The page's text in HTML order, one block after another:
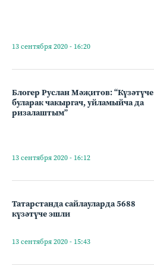
13 сентября 2020 - 16:20
Блогер Руслан Мәҗитов: “Күзәтүче
буларак чакыргач, уйламыйча да
ризалаштым”
13 сентября 2020 - 16:12
Татарстанда сайлауларда 5688
күзәтүче эшли
13 сентября 2020 - 15:43